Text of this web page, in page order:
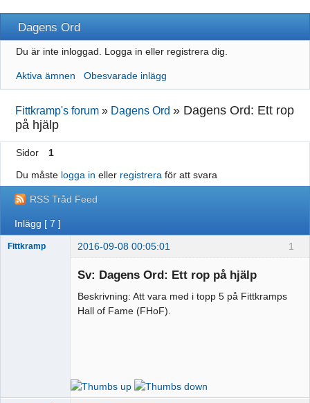
Dagens Ord
Du är inte inloggad. Logga in eller registrera dig.
Aktiva ämnen Obesvarade inlägg
Fittkramp's forum » Dagens Ord » Dagens Ord: Ett rop
på hjälp
Sidor
1
Du måste logga in eller registrera för att svara
RSS Tråd Feed
Inlägg [ 7 ]
1
Fittkramp 2016-09-08 00:05:01
Sv: Dagens Ord: Ett rop på hjälp
Beskrivning: Att vara med i topp 5 på Fittkramps
Hall of Fame (FHoF).